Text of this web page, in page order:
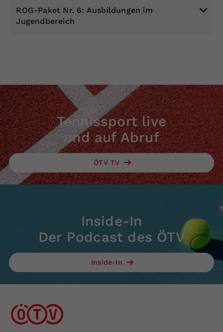
ROG-Paket Nr. 6: Ausbildungen im
Jugendbereich
Tennissport live
und auf Abruf
ÖTV TV
Inside-In
Der Podcast des ÖTV
Inside-In